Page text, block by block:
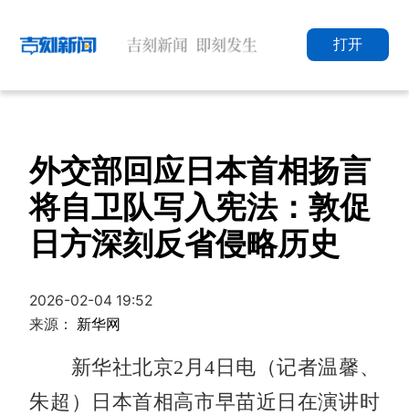
打开
外交部回应日本首相扬言
将自卫队写入宪法：敦促
日方深刻反省侵略历史
2026-02-04 19:52
来源： 新华网
新华社北京2月4日电（记者温馨、
朱超）日本首相高市早苗近日在演讲时